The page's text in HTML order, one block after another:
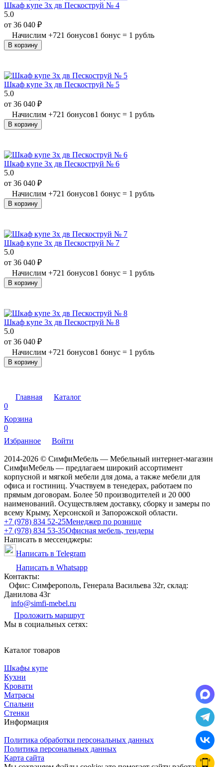
Шкаф купе 3х дв Пескоструй № 4
5.0
от 36 040 ₽
Начислим +721 бонусов1 бонус = 1 рубль
В корзину
Шкаф купе 3х дв Пескоструй № 5
5.0
от 36 040 ₽
Начислим +721 бонусов1 бонус = 1 рубль
В корзину
Шкаф купе 3х дв Пескоструй № 6
5.0
от 36 040 ₽
Начислим +721 бонусов1 бонус = 1 рубль
В корзину
Шкаф купе 3х дв Пескоструй № 7
5.0
от 36 040 ₽
Начислим +721 бонусов1 бонус = 1 рубль
В корзину
Шкаф купе 3х дв Пескоструй № 8
5.0
от 36 040 ₽
Начислим +721 бонусов1 бонус = 1 рубль
В корзину
Главная
Каталог
0
Корзина
0
Избранное
Войти
2014-2026 © СимфиМебель — Мебельный интернет-магазин
СимфиМебель — предлагаем широкий ассортимент
корпусной и мягкой мебели для дома, а также мебели для
офиса и гостиниц. Участвуем в тенедерах, работаем по
прямым договорам. Более 50 производителей и 20 000
наименований. Осуществляем доставку, сборку и замеры по
всему Крыму, Херсонской и Запорожской области.
+7 (978) 834 52-25Менеджер по рознице
+7 (978) 834 53-35Офисная мебель, тендеры
Написать в мессенджеры:
Написать в Telegram
Написать в Whatsapp
Контакты:
Офис: Симферополь, Генерала Васильева 32г, склад:
Данилова 43г
info@simfi-mebel.ru
Проложить маршрут
Мы в социальных сетях:
Каталог товаров
Шкафы купе
Кухни
Кровати
Матрасы
Cпальни
Стенки
Информация
Политика обработки персональных данных
Политика персональных данных
Карта сайта